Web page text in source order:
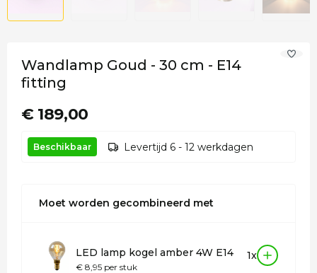
Wandlamp Goud - 30 cm - E14
fitting
€ 189,00
Beschikbaar Levertijd 6 - 12 werkdagen
Moet worden gecombineerd met
LED lamp kogel amber 4W E14
€ 8,95 per stuk
1x